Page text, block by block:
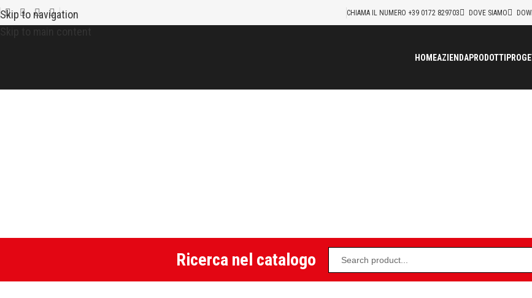
Skip to navigation
CHIAMA IL NUMERO +39 0172 829703 DOVE SIAMO
HOMEAZIENDAPRODOTTI
Ricerca nel catalogo